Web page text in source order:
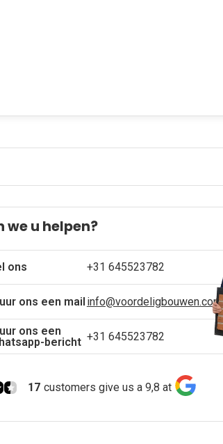
we u helpen?
ons +31 645523782
ons een mail info@voordeligbouwen.com
ons een
bericht +31 645523782
17 customers give us a 9,8 at